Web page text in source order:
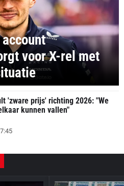
voor X-rel met
'zware prijs' richting 2026: "We
kunnen vallen"